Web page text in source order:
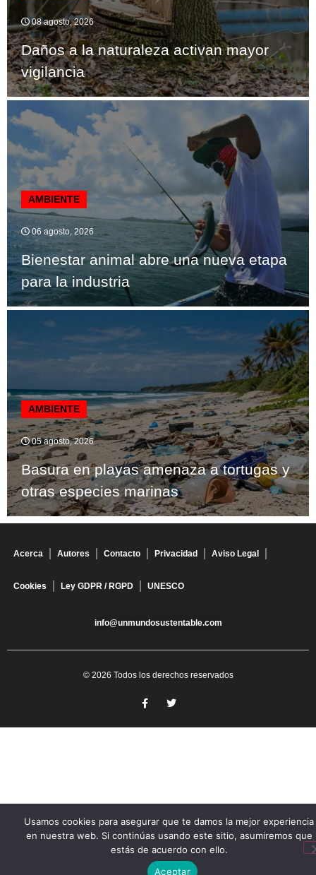
08 agosto, 2026
Daños a la naturaleza activan mayor
vigilancia
AMBIENTE
06 agosto, 2026
Bienestar animal abre una nueva etapa
para la industria
AMBIENTE
05 agosto, 2026
Basura en playas amenaza a tortugas y
otras especies marinas
Acerca Autores Contacto Privacidad Aviso Legal
Cookies Ley GDPR / RGPD UNESCO
info@unmundosustentable.com
© 2026 Todos los derechos reservados
Usamos cookies para asegurar que te damos la mejor experiencia
en nuestra web. Si continúas usando este sitio, asumiremos que
estás de acuerdo con ello.
Aceptar